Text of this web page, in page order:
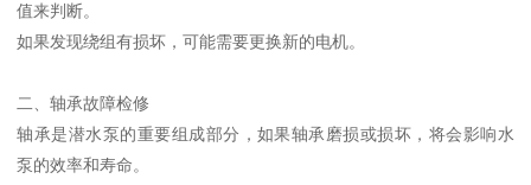
值来判断。
如果发现绕组有损坏，可能需要更换新的电机。
二、轴承故障检修
轴承是潜水泵的重要组成部分，如果轴承磨损或损坏，将会影响水
泵的效率和寿命。